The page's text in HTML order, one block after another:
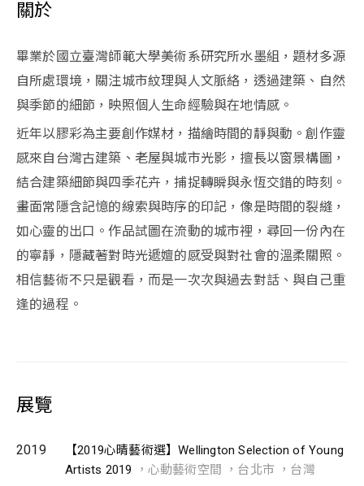
關於
畢業於國立臺灣師範大學美術系研究所水墨組，題材多源
自所處環境，關注城市紋理與人文脈絡，透過建築、自然
與季節的細節，映照個人生命經驗與在地情感。
近年以膠彩為主要創作媒材，描繪時間的靜與動。創作靈
感來自台灣古建築、老屋與城市光影，擅長以窗景構圖，
結合建築細節與四季花卉，捕捉轉瞬與永恆交錯的時刻。
畫面常隱含記憶的線索與時序的印記，像是時間的裂縫，
如心靈的出口。作品試圖在流動的城市裡，尋回一份內在
的寧靜，隱藏著對時光遞嬗的感受與對社會的溫柔關照。
相信藝術不只是觀看，而是一次次與過去對話、與自己重
逢的過程。
展覽
2019
【2019心晴藝術選】Wellington Selection of Young
Artists 2019 ，心動藝術空間 ，台北市 ，台灣